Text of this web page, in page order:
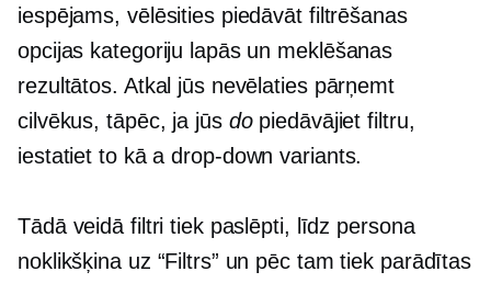
iespējams, vēlēsities piedāvāt filtrēšanas
opcijas kategoriju lapās un meklēšanas
rezultātos. Atkal jūs nevēlaties pārņemt
cilvēkus, tāpēc, ja jūs dopiedāvājiet filtru,
iestatiet to kā adrop-down variants.
Tādā veidā filtri tiek paslēpti, līdz persona
noklikšķina uz “Filtrs” un pēc tam tiek parādītas